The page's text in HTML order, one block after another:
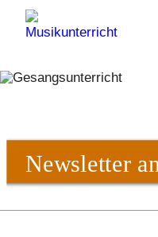
Newsletter